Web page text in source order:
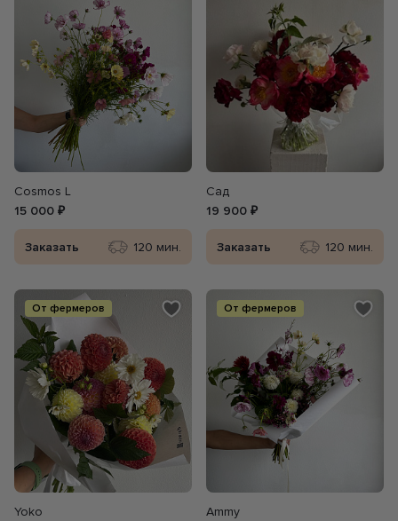
Сosmos L
15 000 ₽
Заказать 120 мин.
Сад
19 900 ₽
Заказать 120 мин.
От фермеров
Yoko
От фермеров
Ammy